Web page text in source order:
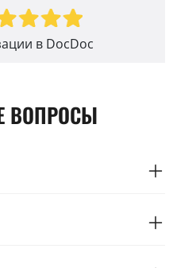
в DocDoc
ВОПРОСЫ
проводит запись сигнала,
электродов и состоянием
Он анализирует график,